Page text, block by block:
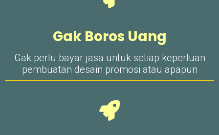
Gak Boros Uang
Gak perlu bayar jasa untuk setiap keperluan
pembuatan desain promosi atau apapun